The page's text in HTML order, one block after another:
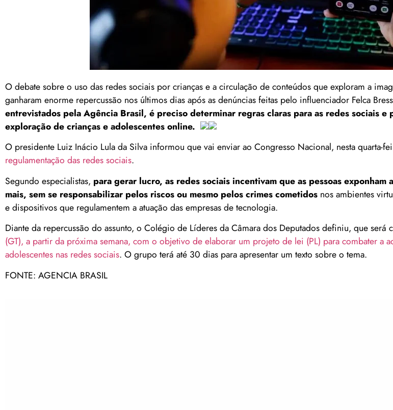
O debate sobre o uso das redes sociais por crianças e a circulação de conteúdos que exploram a
ganharam enorme repercussão nos últimos dias após as denúncias feitas pelo influenciador Felca
entrevistados pela Agência Brasil, é preciso determinar regras claras para as redes sociais e
exploração de crianças e adolescentes online.
O presidente Luiz Inácio Lula da Silva informou que vai enviar ao Congresso Nacional, nesta quarta-
regulamentação das redes sociais.
Segundo especialistas, para gerar lucro, as redes sociais incentivam que as pessoas exponham
mais, sem se responsabilizar pelos riscos ou mesmo pelos crimes cometidos nos ambientes
e dispositivos que regulamentem a atuação das empresas de tecnologia.
Diante da repercussão do assunto, o Colégio de Líderes da Câmara dos Deputados definiu, que será
(GT), a partir da próxima semana, com o objetivo de elaborar um projeto de lei (PL) para combater a
adolescentes nas redes sociais. O grupo terá até 30 dias para apresentar um texto sobre o tema.
FONTE: AGENCIA BRASIL